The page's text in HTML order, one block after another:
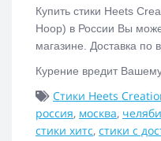
Купить стики Heets
Ноор) в России Вы
магазине. Доставка по
Курение вредит
Стики Heets
россия, москва,
стики хитс, стики с